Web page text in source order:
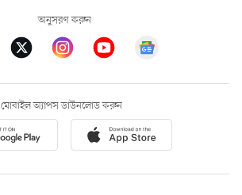
অনুসরণ করুন
মোবাইল অ্যাপস ডাউনলোড করুন